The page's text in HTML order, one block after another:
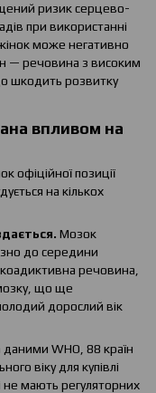
ризик серцево-
при використанні
жінок може негативно
— речовина з високим
шкодить розвитку
впливом на
офіційної позиції
на кількох
Мозок
до середини
речовина,
що ще
дорослий вік
даними WHO, 88 країн
віку для купівлі
не мають регуляторних